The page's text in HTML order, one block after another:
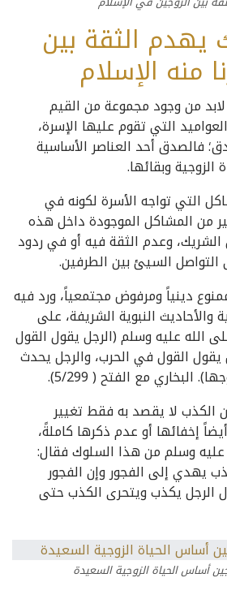
الثقة بين
منه الإسلام
لابد من وجود مجموعة من القيم
التي تقوم عليها الإسرة،
فالصدق أحد العناصر الأساسية
وبقائها.
التي تواجه الأسرة لكونه في
من المشاكل الموجودة داخل هذه
وعدم الثقة فيه أو في ردود
التواصل السيئ بين الطرفين.
دينياً ومرفوض مجتمعياً، ورد فيه
والأحاديث النبوية الشريفة، على
الله عليه وسلم (الرجل يقول القول
يقول القول في الحرب، والرجل يحدث
البخاري مع الفتح ( 5/299).
الكذب لا يقصد به فقط تغيير
إخفائها أو عدم ذكرها كاملةً،
عليه وسلم من هذا السلوك فقال:
يهدي إلى الفجور وإن الفجور
الرجل يكذب ويتحرى الكذب حتى
أساس الحياة الزوجية السعيدة